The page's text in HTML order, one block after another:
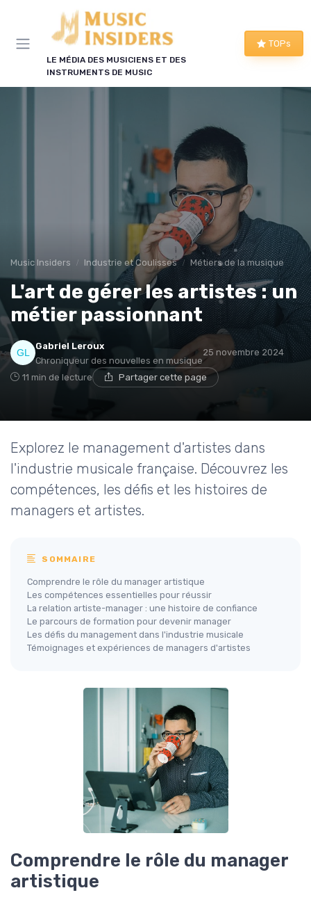
LE MÉDIA DES MUSICIENS ET DES
INSTRUMENTS DE MUSIC
TOPs
Music Insiders Industrie et Coulisses Métiers de la musique
L'art de gérer les artistes : un
métier passionnant
Gabriel Leroux
Chroniqueur des nouvelles en musique
25 novembre 2024
11 min de lecture Partager cette page
Explorez le management d'artistes dans
l'industrie musicale française. Découvrez les
compétences, les défis et les histoires de
managers et artistes.
SOMMAIRE
Comprendre le rôle du manager artistique
Les compétences essentielles pour réussir
La relation artiste-manager : une histoire de confiance
Le parcours de formation pour devenir manager
Les défis du management dans l'industrie musicale
Témoignages et expériences de managers d'artistes
Comprendre le rôle du manager
artistique
Panneau de gestion des cookies